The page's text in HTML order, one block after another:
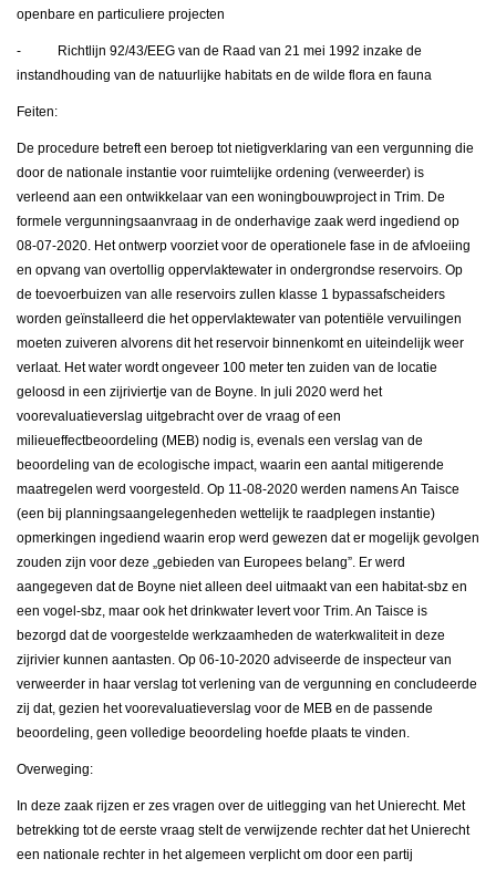
openbare en particuliere projecten
- Richtlijn 92/43/EEG van de Raad van 21 mei 1992 inzake de
instandhouding van de natuurlijke habitats en de wilde flora en fauna
Feiten:
De procedure betreft een beroep tot nietigverklaring van een vergunning die
door de nationale instantie voor ruimtelijke ordening (verweerder) is
verleend aan een ontwikkelaar van een woningbouwproject in Trim. De
formele vergunningsaanvraag in de onderhavige zaak werd ingediend op
08-07-2020. Het ontwerp voorziet voor de operationele fase in de afvloeiing
en opvang van overtollig oppervlaktewater in ondergrondse reservoirs. Op
de toevoerbuizen van alle reservoirs zullen klasse 1 bypassafscheiders
worden geïnstalleerd die het oppervlaktewater van potentiële vervuilingen
moeten zuiveren alvorens dit het reservoir binnenkomt en uiteindelijk weer
verlaat. Het water wordt ongeveer 100 meter ten zuiden van de locatie
geloosd in een zijriviertje van de Boyne. In juli 2020 werd het
voorevaluatieverslag uitgebracht over de vraag of een
milieueffectbeoordeling (MEB) nodig is, evenals een verslag van de
beoordeling van de ecologische impact, waarin een aantal mitigerende
maatregelen werd voorgesteld. Op 11-08-2020 werden namens An Taisce
(een bij planningsaangelegenheden wettelijk te raadplegen instantie)
opmerkingen ingediend waarin erop werd gewezen dat er mogelijk gevolgen
zouden zijn voor deze „gebieden van Europees belang”. Er werd
aangegeven dat de Boyne niet alleen deel uitmaakt van een habitat-sbz en
een vogel-sbz, maar ook het drinkwater levert voor Trim. An Taisce is
bezorgd dat de voorgestelde werkzaamheden de waterkwaliteit in deze
zijrivier kunnen aantasten. Op 06-10-2020 adviseerde de inspecteur van
verweerder in haar verslag tot verlening van de vergunning en concludeerde
zij dat, gezien het voorevaluatieverslag voor de MEB en de passende
beoordeling, geen volledige beoordeling hoefde plaats te vinden.
Overweging:
In deze zaak rijzen er zes vragen over de uitlegging van het Unierecht. Met
betrekking tot de eerste vraag stelt de verwijzende rechter dat het Unierecht
een nationale rechter in het algemeen verplicht om door een partij